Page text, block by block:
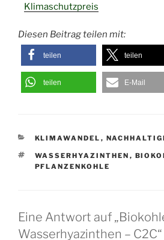
Klimaschutzpreis
Diesen Beitrag teilen mit:
teilen teilen
teilen E-Mail
KATEGORIEN
KLIMAWANDEL ,
SCHLAGWÖRTER
WASSERHYAZINTHEN ,
PFLANZENKOHLE
Eine Antwort auf
Wasserhyazinthen – C2C“